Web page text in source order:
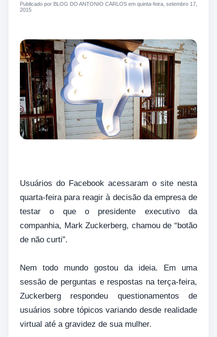
Publicado por BLOG DO ANTONIO CARLOS em quinta-feira, setembro 17,
2015
Usuários do Facebook acessaram o site nesta
quarta-feira para reagir à decisão da empresa de
testar o que o presidente executivo da
companhia, Mark Zuckerberg, chamou de “botão
de não curti”.
Nem todo mundo gostou da ideia. Em uma
sessão de perguntas e respostas na terça-feira,
Zuckerberg respondeu questionamentos de
usuários sobre tópicos variando desde realidade
virtual até a gravidez de sua mulher.